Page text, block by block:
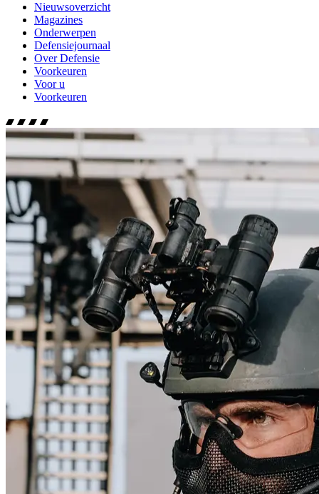
Nieuwsoverzicht
Magazines
Onderwerpen
Defensiejournaal
Over Defensie
Voorkeuren
Voor u
Voorkeuren